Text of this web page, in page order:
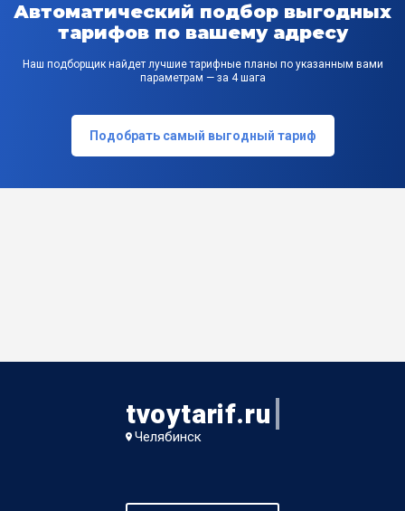
Автоматический подбор выгодных
тарифов по вашему адресу
Наш подборщик найдет лучшие тарифные планы по указанным вами
параметрам — за 4 шага
Подобрать самый выгодный тариф
tvoytarif.ru
Челябинск